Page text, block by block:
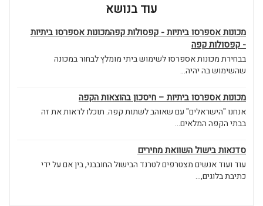
עוד בנושא
מכונות אספרסו ביתיות - קפסולות קפהמכונות אספרסו ביתיות
- קפסולות קפה
בבחירת מכונות אספרסו לשימוש ביתי מומלץ לבחור במכונה
שהשימוש בה יהיה...
מכונות אספרסו ביתיות – חיסכון בהוצאות הקפה
אנחנו "הישראלים" עם שאוהב לשתות קפה. תוכלו לראות את זה
בבתי הקפה המלאים...
סדנאות בישול השוואת מחירים
עוד ועוד אנשים מצטרפים לטרנד הבישול החובבני, בין אם על ידי
כתיבת בלוגים,...